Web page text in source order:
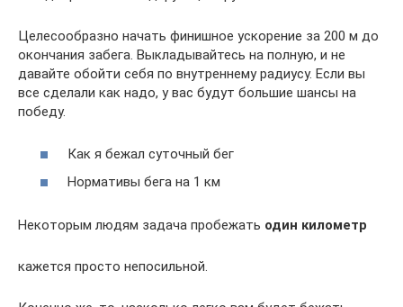
Целесообразно начать финишное ускорение за 200 м до
окончания забега. Выкладывайтесь на полную, и не
давайте обойти себя по внутреннему радиусу. Если вы
все сделали как надо, у вас будут большие шансы на
победу.
Как я бежал суточный бег
Нормативы бега на 1 км
Некоторым людям задача пробежать один километр
кажется просто непосильной.